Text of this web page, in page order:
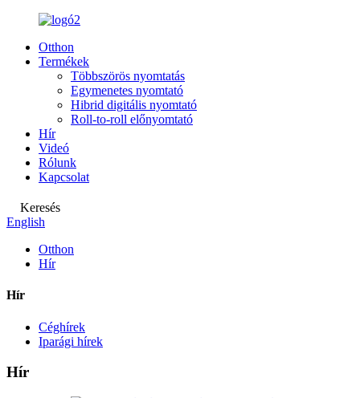
Otthon
Termékek
Többszörös nyomtatás
Egymenetes nyomtató
Hibrid digitális nyomtató
Roll-to-roll előnyomtató
Hír
Videó
Rólunk
Kapcsolat
Keresés
English
Otthon
Hír
Hír
Céghírek
Iparági hírek
Hír